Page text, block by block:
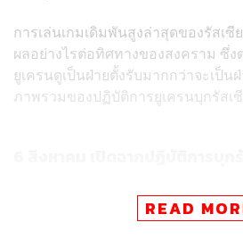
การเล่นเกมเดิมพันสูงล่าสุดของรัสเซี
ผลอย่างไรต่อทิศทางของสงคราม ซึ่
ยูเครนดูเป็นฝ่ายตั้งรับมากกว่าจะเป็
ภาพรวมของปฏิบัติการยูเครนบุกรัสเ
กองทัพยูเครนสร้างความประหลาดใ
READ